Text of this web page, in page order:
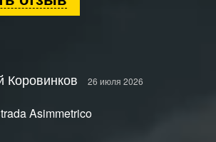
Коровинков 26 июля 2026
Asimmetrico